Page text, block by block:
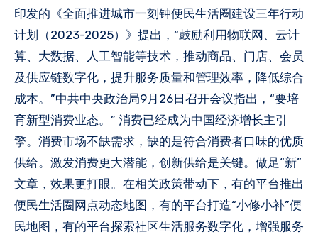
印发的《全面推进城市一刻钟便民生活圈建设三年行动
计划（2023-2025）》提出，“鼓励利用物联网、云计
算、大数据、人工智能等技术，推动商品、门店、会员
及供应链数字化，提升服务质量和管理效率，降低综合
成本。”中共中央政治局9月26日召开会议指出，“要培
育新型消费业态。” 消费已经成为中国经济增长主引
擎。消费市场不缺需求，缺的是符合消费者口味的优质
供给。激发消费更大潜能，创新供给是关键。做足“新”
文章，效果更打眼。在相关政策带动下，有的平台推出
便民生活圈网点动态地图，有的平台打造“小修小补”便
民地图，有的平台探索社区生活服务数字化，增强服务